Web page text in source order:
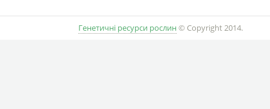
Генетичні ресурси рослин © Copyright 2014.